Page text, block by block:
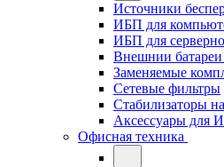
Источники
ИБП для
ИБП для
Внешнии
Заменяемые
Сетевые фильтры
Стабилизаторы
Аксессуары для
Офисная техника